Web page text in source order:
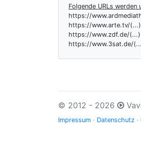
Folgende URLs werden
https://
https://www.arte.tv/(...)
https://www.zdf.de/(...)
https://www.3sat.de/
© 2012 - 2026
Impressum · Datenschutz ·